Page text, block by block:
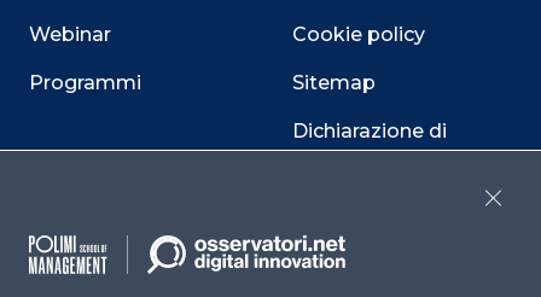
Webinar
Programmi
Cookie policy
Sitemap
Dichiarazione di